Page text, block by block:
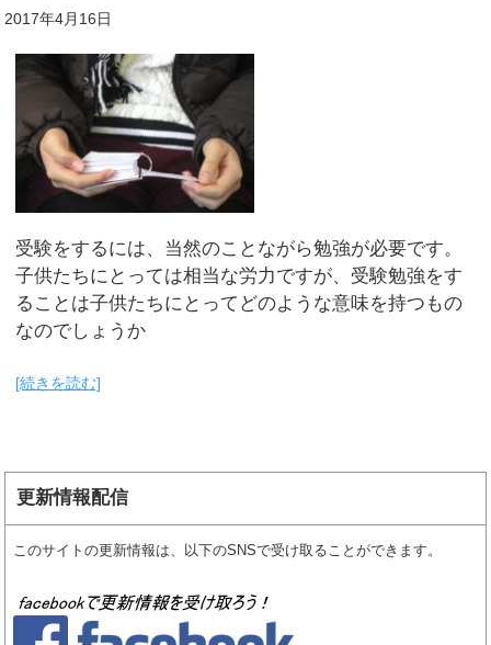
2017年4月16日
受験をするには、当然のことながら勉強が必要です。
子供たちにとっては相当な労力ですが、受験勉強をす
ることは子供たちにとってどのような意味を持つもの
なのでしょうか
[続きを読む]
更新情報配信
このサイトの更新情報は、以下のSNSで受け取ることができます。